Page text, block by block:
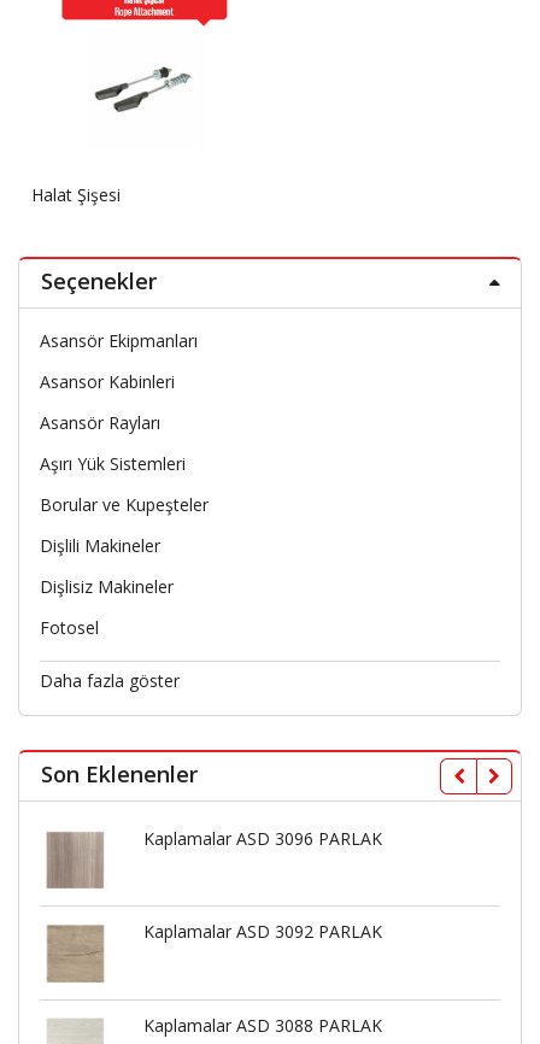
Halat Şişesi
Seçenekler
Asansör Ekipmanları
Asansor Kabinleri
Asansör Rayları
Aşırı Yük Sistemleri
Borular ve Kupeşteler
Dişlili Makineler
Dişlisiz Makineler
Fotosel
Daha fazla göster
Son Eklenenler
Kaplamalar ASD 3096 PARLAK
Kaplamalar ASD 3092 PARLAK
Kaplamalar ASD 3088 PARLAK